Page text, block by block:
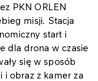
PKN ORLEN
misji. Stacja
start i
dla drona w czasie
się w sposób
obraz z kamer za